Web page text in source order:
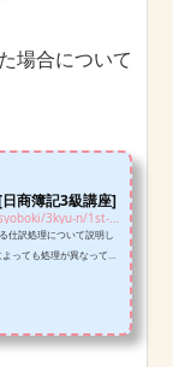
場合について
商簿記3級講座]
仕訳処理について説明し
っても処理が異なってく